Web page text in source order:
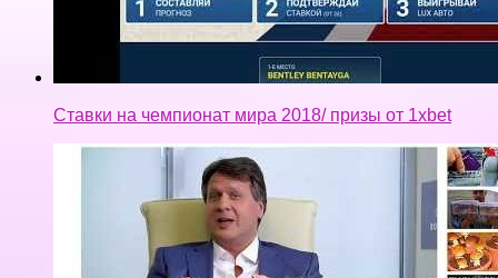
Ставки на чемпионат мира 2018/ призы от 1xbet